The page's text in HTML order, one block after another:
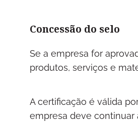
Concessão do selo
Se a empresa for
produtos, serviços e
A certificação é válida
empresa deve continuar